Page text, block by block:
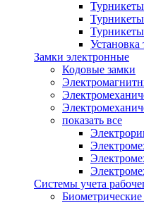
Установка
Замки электронные
Кодовые замки
показать все
Системы учета